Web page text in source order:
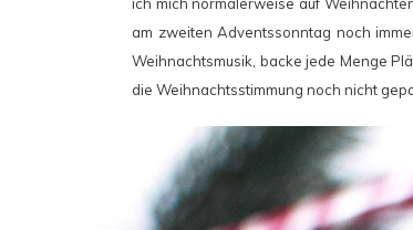
ich mich normalerweise auf
am zweiten Adventssonntag noch
Weihnachtsmusik, backe jede Menge
die Weihnachtsstimmung noch nicht